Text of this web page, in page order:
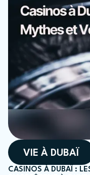
VIE À DUBAÏ
CASINOS À DUBAÏ :